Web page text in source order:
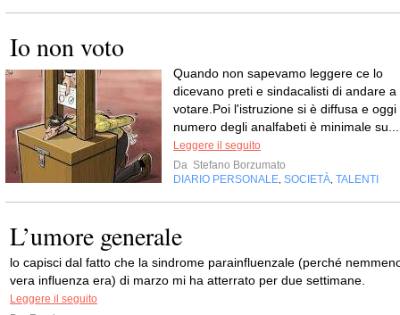
Io non voto
Quando non sapevamo leggere ce lo
dicevano preti e sindacalisti di andare a
votare.Poi l'istruzione si è diffusa e oggi
numero degli analfabeti è minimale su...
Leggere il seguito
Da Stefano Borzumato
DIARIO PERSONALE SOCIETÀ TALENTI
L’umore generale
lo capisci dal fatto che la sindrome parainfluenzale (perché
vera influenza era) di marzo mi ha atterrato per due settimane.
Leggere il seguito